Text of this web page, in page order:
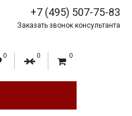
+7 (495) 507-75-83
Заказать звонок консультанта
0 0 0